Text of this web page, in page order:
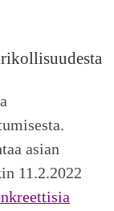
asian
11.2.2022